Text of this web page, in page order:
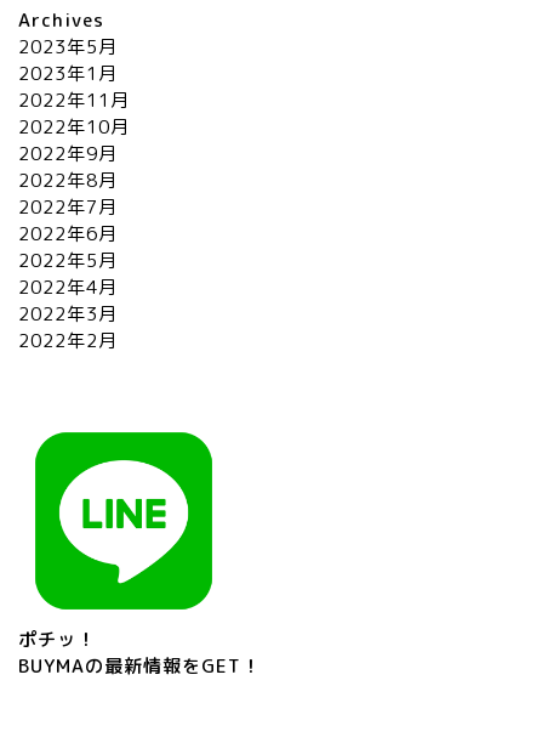
Archives
2023年5月
2023年1月
2022年11月
2022年10月
2022年9月
2022年8月
2022年7月
2022年6月
2022年5月
2022年4月
2022年3月
2022年2月
ポチッ！
BUYMAの最新情報をGET！